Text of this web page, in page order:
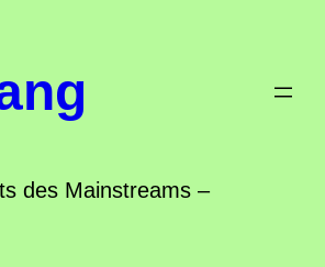
des Mainstreams –